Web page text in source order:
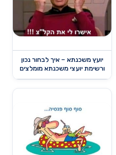
יועץ משכנתא – איך לבחור נכון
ורשימת יועצי משכנתא מומלצים